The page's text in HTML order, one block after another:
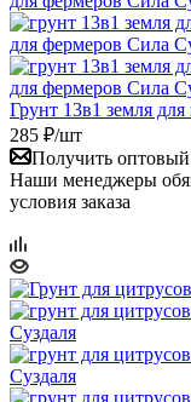
Грунт 13в1 земля для
285 ₽/шт
Получить
Наши менеджеры
условия заказа